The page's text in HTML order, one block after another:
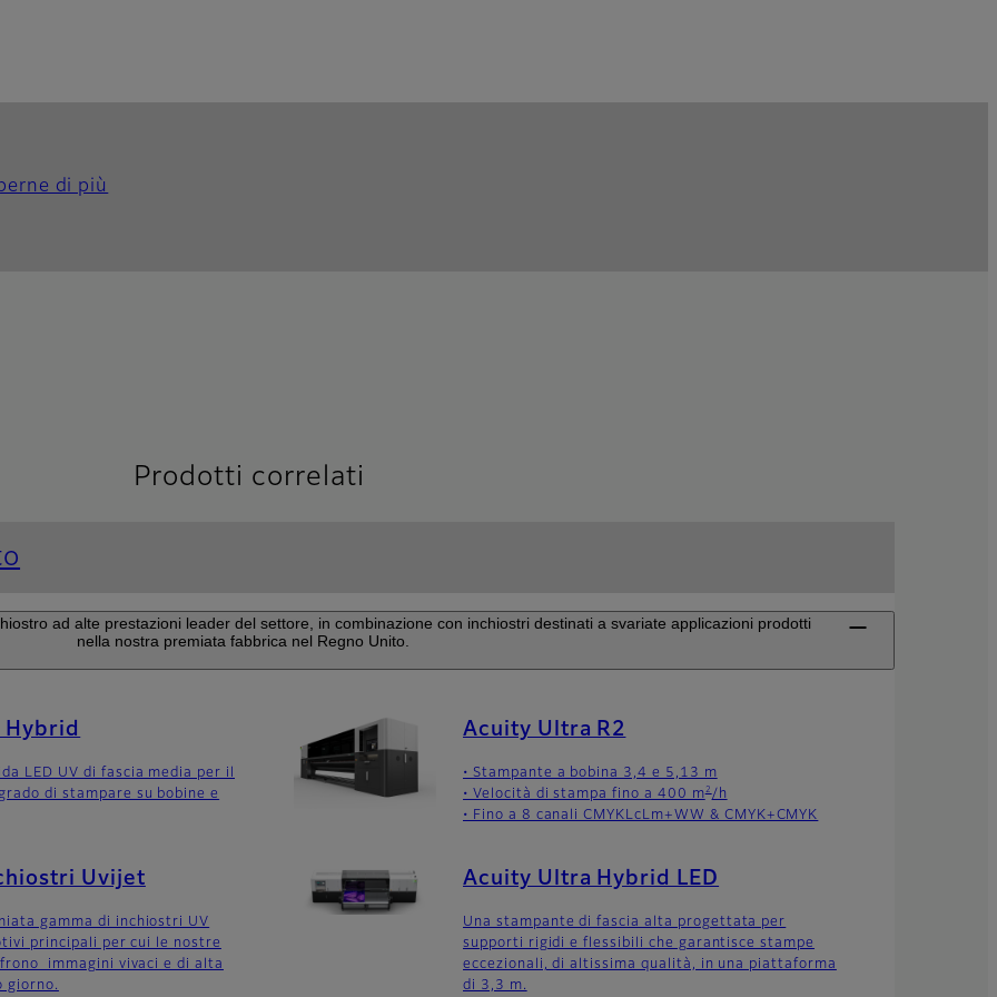
di più
Prodotti correlati
ad alte prestazioni leader del settore, in combinazione con inchiostri destinati a svariate applicazioni prodotti
nella nostra premiata fabbrica nel Regno Unito.
LED UV di fascia media per il
di stampare su bobine e
Acuity Ultra R2
• Stampante a bobina 3,4 e 5,13 m
• Velocità di stampa fino a 400 m2 /h
• Fino a 8 canali CMYKLcLm+WW & CMYK+CMYK
Uvijet
gamma di inchiostri UV
principali per cui le nostre
immagini vivaci e di alta
giorno.
Acuity Ultra Hybrid LED
Una stampante di fascia alta progettata per
supporti rigidi e flessibili che garantisce stampe
eccezionali, di altissima qualità, in una piattaforma
di 3,3 m.